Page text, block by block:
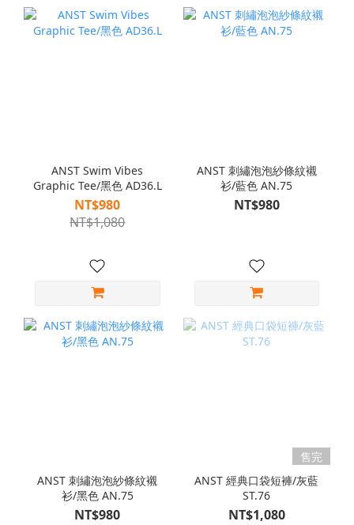
ANST Swim Vibes
Graphic Tee/黑色 AD36.L
NT$980
NT$1,080
ANST 刺繡泡泡紗條紋襯
衫/藍色 AN.75
NT$980
ANST 刺繡泡泡紗條紋襯
衫/黑色 AN.75
NT$980
售完
ANST 經典口袋短褲/灰藍
ST.76
NT$1,080